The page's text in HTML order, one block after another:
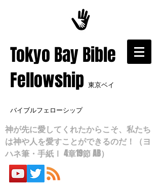
​Tokyo Bay Bible
Fellowship 東京ベイ
バイブルフェローシップ
神が先に愛してくれたからこそ、私たち
は神や人を愛すことができるのだ！（ヨ
ハネ筆・手紙Ⅰ 4章19節 AB）